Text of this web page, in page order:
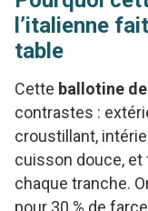
l’italienne
table
Cette ballotine
contrastes :
croustillant,
cuisson douce, et
chaque tranche.
pour 30 % de